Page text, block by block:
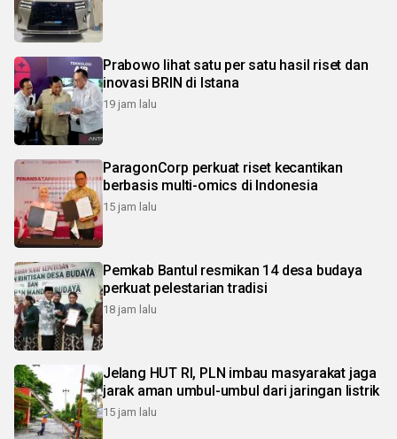
Prabowo lihat satu per satu hasil riset dan
inovasi BRIN di Istana
19 jam lalu
ParagonCorp perkuat riset kecantikan
berbasis multi-omics di Indonesia
15 jam lalu
Pemkab Bantul resmikan 14 desa budaya
perkuat pelestarian tradisi
18 jam lalu
Jelang HUT RI, PLN imbau masyarakat jaga
jarak aman umbul-umbul dari jaringan listrik
15 jam lalu